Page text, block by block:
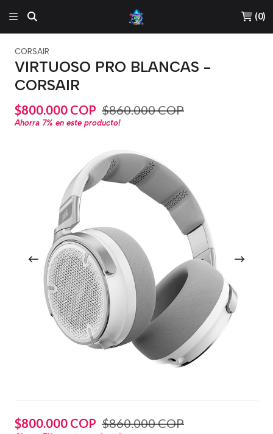
(0)
CORSAIR
VIRTUOSO PRO BLANCAS -
CORSAIR
$800.000 COP $860.000 COP
Ahorra 7% en este producto!
$800.000 COP $860.000 COP